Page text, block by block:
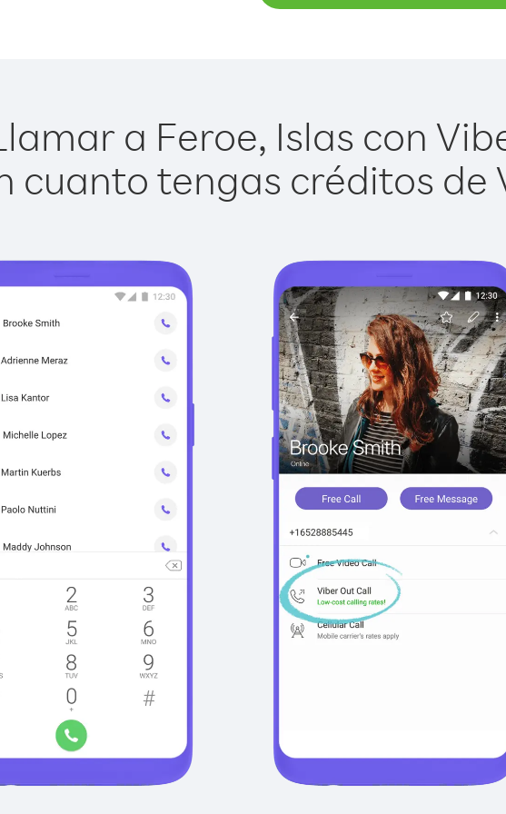
a Feroe, Islas con
cuanto tengas créditos de